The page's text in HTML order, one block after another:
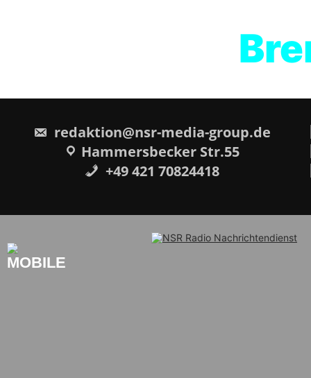
redaktion@nsr-media-group.de
Hammersbecker Str.55
+49 421 70824418